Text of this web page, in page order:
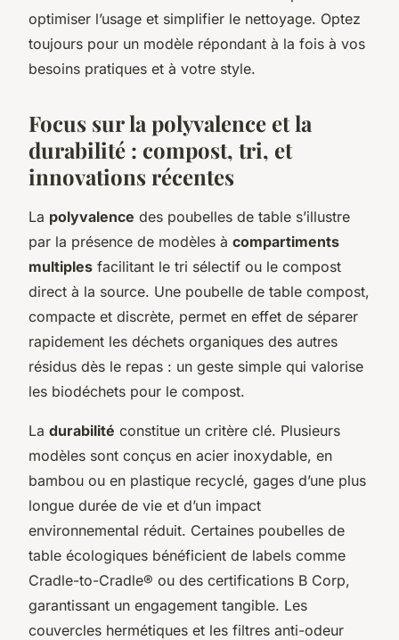
optimiser l’usage et simplifier le nettoyage. Optez
toujours pour un modèle répondant à la fois à vos
besoins pratiques et à votre style.
Focus sur la polyvalence et la
durabilité : compost, tri, et
innovations récentes
La polyvalence des poubelles de table s’illustre
par la présence de modèles à compartiments
multiples facilitant le tri sélectif ou le compost
direct à la source. Une poubelle de table compost,
compacte et discrète, permet en effet de séparer
rapidement les déchets organiques des autres
résidus dès le repas : un geste simple qui valorise
les biodéchets pour le compost.
La durabilité constitue un critère clé. Plusieurs
modèles sont conçus en acier inoxydable, en
bambou ou en plastique recyclé, gages d’une plus
longue durée de vie et d’un impact
environnemental réduit. Certaines poubelles de
table écologiques bénéficient de labels comme
Cradle-to-Cradle® ou des certifications B Corp,
garantissant un engagement tangible. Les
couvercles hermétiques et les filtres anti-odeur